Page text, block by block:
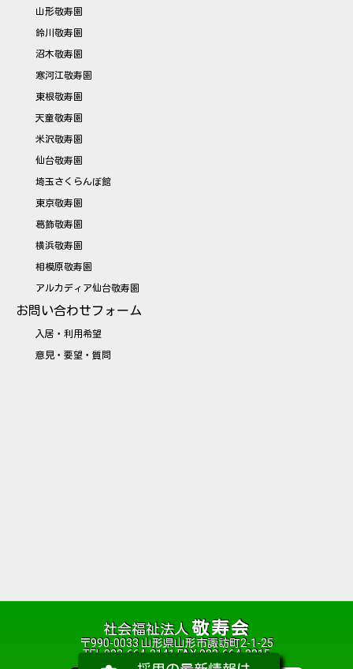
山形敬寿園
鈴川敬寿園
沼木敬寿園
寒河江敬寿園
東根敬寿園
天童敬寿園
米沢敬寿園
仙台敬寿園
埼玉さくらんぼ館
東京敬寿園
葛飾敬寿園
横浜敬寿園
相模原敬寿園
アルカディア仙台敬寿園
お問い合わせフォーム
入居・利用希望
意見・要望・質問
社会福祉法人敬寿会
〒990-0033 山形県山形市諏訪町2-1-25
TEL 023-664-2141 FAX 023-664-2215